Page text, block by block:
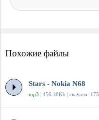
Похожие файлы
Stars - Nokia N68
mp3 | 456.18Kb | скачали: 175